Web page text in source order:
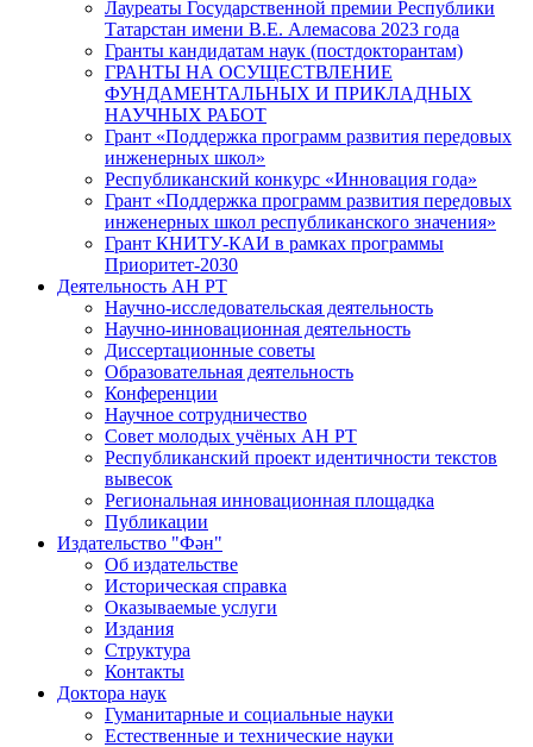
Лауреаты Государственной премии Республики
Татарстан имени В.Е. Алемасова 2023 года
Гранты кандидатам наук (постдокторантам)
ГРАНТЫ НА ОСУЩЕСТВЛЕНИЕ
ФУНДАМЕНТАЛЬНЫХ И ПРИКЛАДНЫХ
НАУЧНЫХ РАБОТ
Грант «Поддержка программ развития передовых
инженерных школ»
Республиканский конкурс «Инновация года»
Грант «Поддержка программ развития передовых
инженерных школ республиканского значения»
Грант КНИТУ-КАИ в рамках программы
Приоритет-2030
Деятельность АН РТ
Научно-исследовательская деятельность
Научно-инновационная деятельность
Диссертационные советы
Образовательная деятельность
Конференции
Научное сотрудничество
Совет молодых учёных АН РТ
Республиканский проект идентичности текстов
вывесок
Региональная инновационная площадка
Публикации
Издательство "Фән"
Об издательстве
Историческая справка
Оказываемые услуги
Издания
Структура
Контакты
Доктора наук
Гуманитарные и социальные науки
Естественные и технические науки